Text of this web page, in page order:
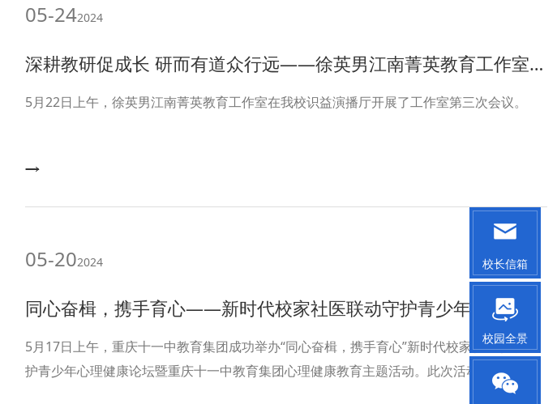
校长信箱
校园全景
05-242024
深耕教研促成长 研而有道众行远——徐英男江南菁英教育工作室开展2024年工作室第三次主题培训
5月22日上午，徐英男江南菁英教育工作室在我校识益演播厅开展了工作室第三次会议。
05-202024
同心奋楫，携手育心——新时代校家社医联动守护青少年心理健康论坛暨重庆十一中教育集团心理健康主题活动圆满举..
5月17日上午，重庆十一中教育集团成功举办“同心奋楫，携手育心”新时代校家社医联动守
护青少年心理健康论坛暨重庆十一中教育集团心理健康教育主题活动。此次活动旨在加强学